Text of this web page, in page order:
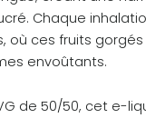
Chaque
où ces fruits
envoûtants.
de 50/50, cet e-